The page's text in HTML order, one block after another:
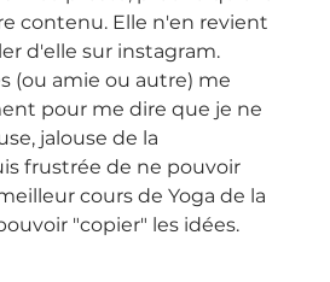
contenu. Elle n'en revient
d'elle sur instagram.
(ou amie ou autre) me
pour me dire que je ne
jalouse de la
frustrée de ne pouvoir
cours de Yoga de la
"copier" les idées.